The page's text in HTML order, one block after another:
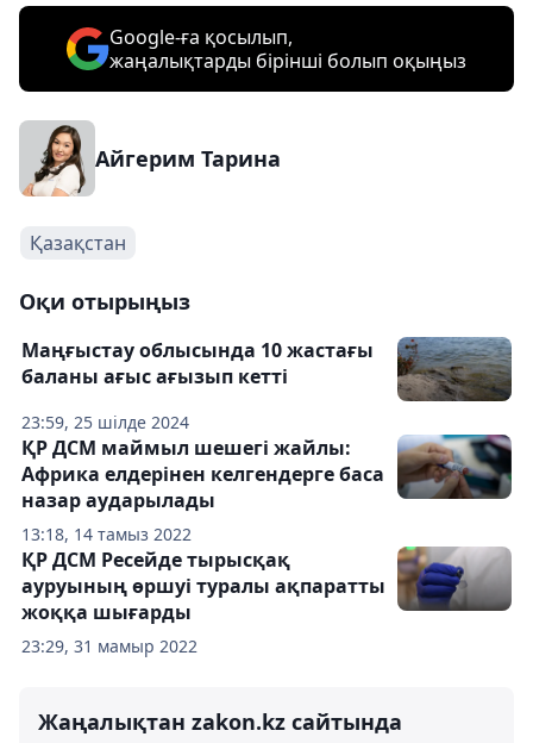
Google-ға қосылып,
жаңалықтарды бірінші болып оқыңыз
Айгерим Тарина
Қазақстан
Оқи отырыңыз
23:59, 25 шілде 2024
Маңғыстау облысында 10 жастағы
баланы ағыс ағызып кетті
13:18, 14 тамыз 2022
ҚР ДСМ маймыл шешегі жайлы:
Африка елдерінен келгендерге баса
назар аударылады
23:29, 31 мамыр 2022
ҚР ДСМ Ресейде тырысқақ
ауруының өршуі туралы ақпаратты
жоққа шығарды
Жаңалықтан zakon.kz сайтында